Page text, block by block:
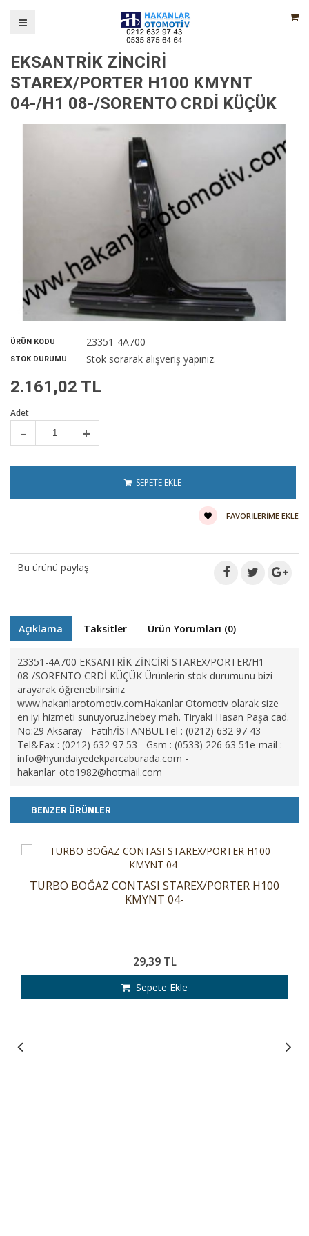
EKSANTRİK ZİNCİRİ
STAREX/PORTER H100 KMYNT
04-/H1 08-/SORENTO CRDİ KÜÇÜK
ÜRÜN KODU 23351-4A700
STOK DURUMU Stok sorarak alışveriş yapınız.
2.161,02 TL
Adet
- +
SEPETE EKLE
FAVORILERIME EKLE
Bu ürünü paylaş
Açıklama Taksitler Ürün Yorumları (0)
23351-4A700 EKSANTRİK ZİNCİRİ STAREX/PORTER/H1
08-/SORENTO CRDİ KÜÇÜK Ürünlerin stok durumunu bizi
arayarak öğrenebilirsiniz
www.hakanlarotomotiv.comHakanlar Otomotiv olarak size
en iyi hizmeti sunuyoruz.İnebey mah. Tiryaki Hasan Paşa cad.
No:29 Aksaray - Fatih/İSTANBULTel : (0212) 632 97 43 -
Tel&Fax : (0212) 632 97 53 - Gsm : (0533) 226 63 51e-mail :
info@hyundaiyedekparcaburada.com -
hakanlar_oto1982@hotmail.com
BENZER ÜRÜNLER
TURBO BOĞAZ CONTASI STAREX/PORTER H100
KMYNT 04-
29,39 TL
Sepete Ekle